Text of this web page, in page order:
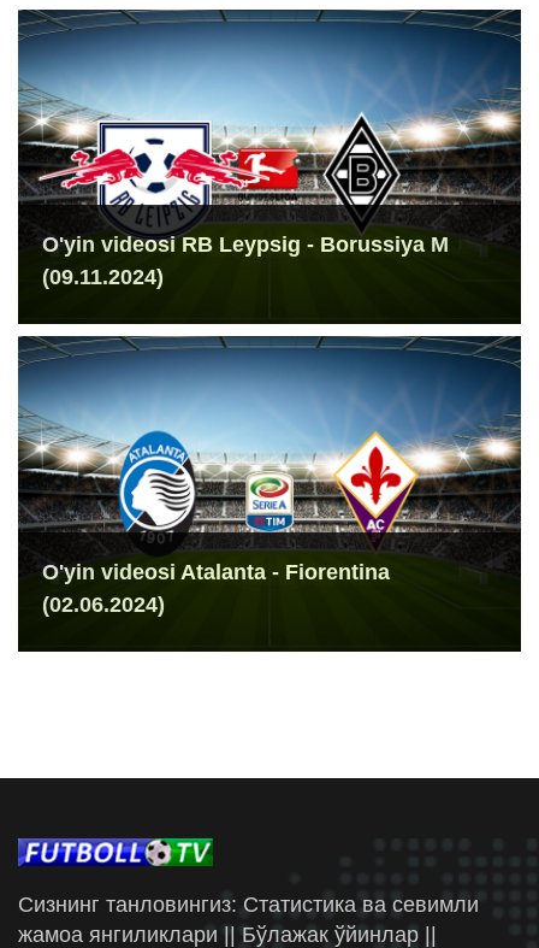
O'yin videosi RB Leypsig - Borussiya M
(09.11.2024)
O'yin videosi Atalanta - Fiorentina
(02.06.2024)
Сизнинг танловингиз: Статистика ва севимли
жамоа янгиликлари || Бўлажак ўйинлар ||